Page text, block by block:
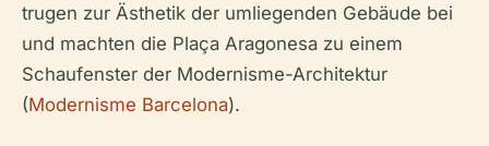
trugen zur Ästhetik der umliegenden Gebäude bei
und machten die Plaça Aragonesa zu einem
Schaufenster der Modernisme-Architektur
(Modernisme Barcelona).